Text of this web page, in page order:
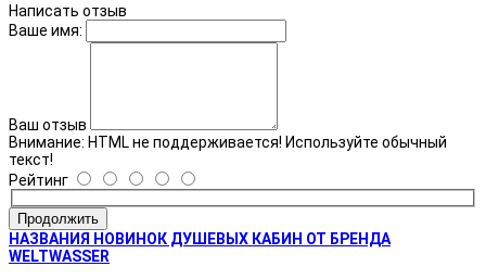
Написать отзыв
Ваше имя:
Ваш отзыв
Внимание: HTML не поддерживается! Используйте обычный
текст!
Рейтинг
Продолжить
НАЗВАНИЯ НОВИНОК ДУШЕВЫХ КАБИН ОТ БРЕНДА
WELTWASSER